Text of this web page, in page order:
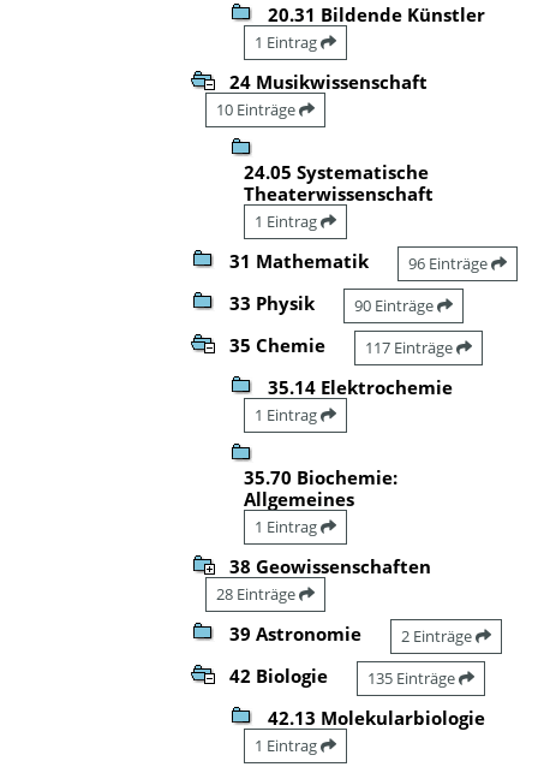
20.31 Bildende Künstler
1 Eintrag
24 Musikwissenschaft
10 Einträge
24.05 Systematische
Theaterwissenschaft
1 Eintrag
31 Mathematik 96 Einträge
33 Physik 90 Einträge
35 Chemie 117 Einträge
35.14 Elektrochemie
1 Eintrag
35.70 Biochemie:
Allgemeines
1 Eintrag
38 Geowissenschaften
28 Einträge
39 Astronomie 2 Einträge
42 Biologie 135 Einträge
42.13 Molekularbiologie
1 Eintrag